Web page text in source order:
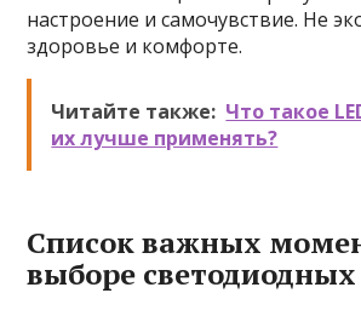
настроение и самочувствие. Не
здоровье и комфорте.
Читайте также: Что такое
их лучше применять?
Список важных
выборе